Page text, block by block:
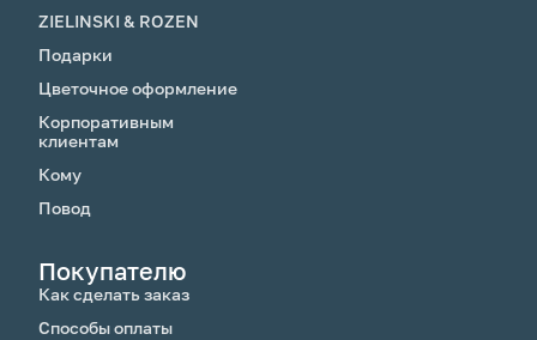
ZIELINSKI & ROZEN
Подарки
Цветочное оформление
Корпоративным
клиентам
Кому
Повод
Покупателю
Как сделать заказ
Способы оплаты